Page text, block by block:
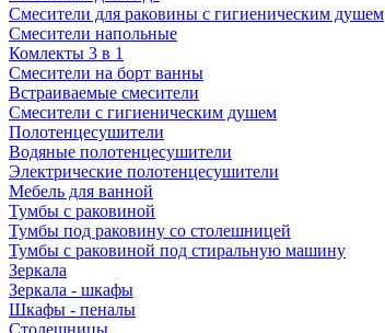
Смесители для раковины с гигиеническим душем
Смесители напольные
Комлекты 3 в 1
Смесители на борт ванны
Встраиваемые смесители
Смесители с гигиеническим душем
Полотенцесушители
Водяные полотенцесушители
Электрические полотенцесушители
Мебель для ванной
Тумбы с раковиной
Тумбы под раковину со столешницей
Тумбы с раковиной под стиральную машину
Зеркала
Зеркала - шкафы
Шкафы - пеналы
Столешницы